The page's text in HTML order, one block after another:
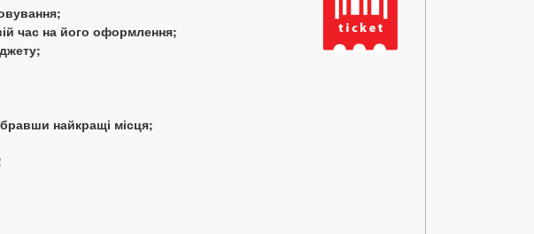
час на його оформлення;
найкращі місця;